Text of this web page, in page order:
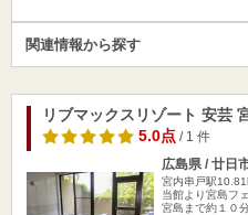
関連情報から探す
リブマックスリゾート 安芸
5.0点/ 1 件
広島県 / 廿日
宮内串戸駅
当館より宮島フ
宮島まで約１０